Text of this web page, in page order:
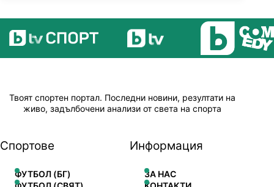
Твоят спортен портал. Последни новини, резултати на
живо, задълбочени анализи от света на спорта
Спортове
ФУТБОЛ (БГ)
Информация
ЗА НАС